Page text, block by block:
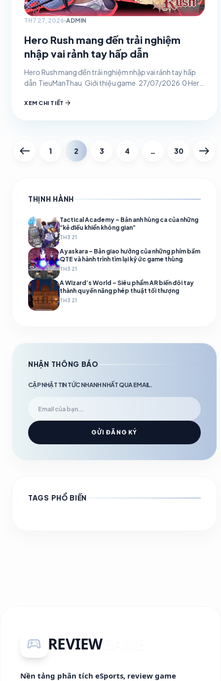
TH7 27, 2026 ADMIN
Hero Rush mang đến trải nghiệm
nhập vai rảnh tay hấp dẫn
Hero Rush mang đến trải nghiệm nhập vai rảnh tay hấp
dẫn TieuManThau Giới thiệu game 27/07/2026 0 Hero
XEM CHI TIẾT arrow_forward
west 1 2 3 4 30 east
THỊNH HÀNH
Tactical Academy – Bản anh hùng ca của những
“kẻ điều khiển không gian”
TH3 21
Ayaskara – Bản giao hưởng của những phím bấm
QTE và hành trình tìm lại ký ức game thùng
TH3 21
A Wizard’s World – Siêu phẩm AR biến đôi tay
thành quyền năng phép thuật tối thượng
TH3 21
NHẬN THÔNG BÁO
CẬP NHẬT TIN TỨC NHANH NHẤT QUA EMAIL.
GỬI ĐĂNG KÝ
TAGS PHỔ BIẾN
sports_esports REVIEWGAME
Nền tảng phân tích eSports, review game